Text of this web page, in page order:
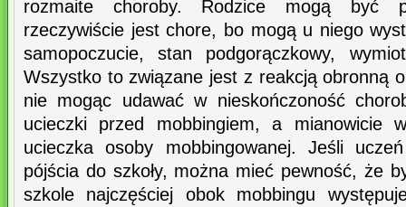
rozmaite choroby. Rodzice mogą być
rzeczywiście jest chore, bo mogą u niego
samopoczucie, stan podgorączkowy,
Wszystko to związane jest z reakcją obronną
nie mogąc udawać w nieskończoność
ucieczki przed mobbingiem, a mianowicie
ucieczka osoby mobbingowanej. Jeśli
pójścia do szkoły, można mieć pewność, że
szkole najczęściej obok mobbingu